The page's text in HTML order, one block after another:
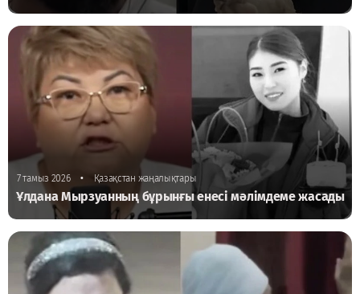
7 тамыз 2026 • Қазақстан жаңалықтары
Ұлдана Мырзуанның бұрынғы енесі мәлімдеме жасады